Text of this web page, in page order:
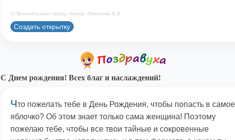
© Принадлежит сайту. Автор: Печенова В.В.
Создать открытку
С Днем рождения! Всех благ и наслаждений!
Что пожелать тебе в День Рождения, чтобы попасть в самое
яблочко? Об этом знает только сама женщина! Поэтому
пожелаю тебе, чтобы все твои тайные и сокровенные